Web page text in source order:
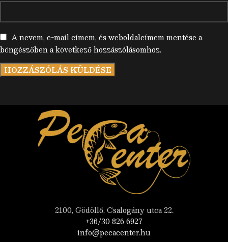
A nevem, e-mail címem, és weboldalcímem mentése a
böngészőben a következő hozzászólásomhoz.
2100, Gödöllő, Csalogány utca 22.
+36/30 826 6927
info@pecacenter.hu